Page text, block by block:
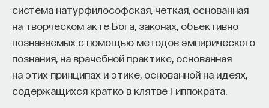
система натурфилософская, четкая, основанная
на творческом акте Бога, законах, объективно
познаваемых с помощью методов эмпирического
познания, на врачебной практике, основанная
на этих принципах и этике, основанной на идеях,
содержащихся кратко в клятве Гиппократа.